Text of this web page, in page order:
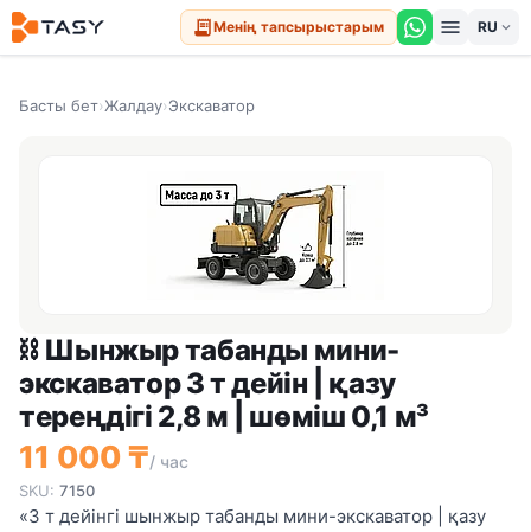
receipt_longМенің тапсырыстарым menu expand_more
Басты бет›Жалдау›Экскаватор
⛓️ Шынжыр табанды мини-
экскаватор 3 т дейін | қазу
тереңдігі 2,8 м | шөміш 0,1 м³
11 000 ₸/ час
SKU: 7150
«3 т дейінгі шынжыр табанды мини-экскаватор | қазу